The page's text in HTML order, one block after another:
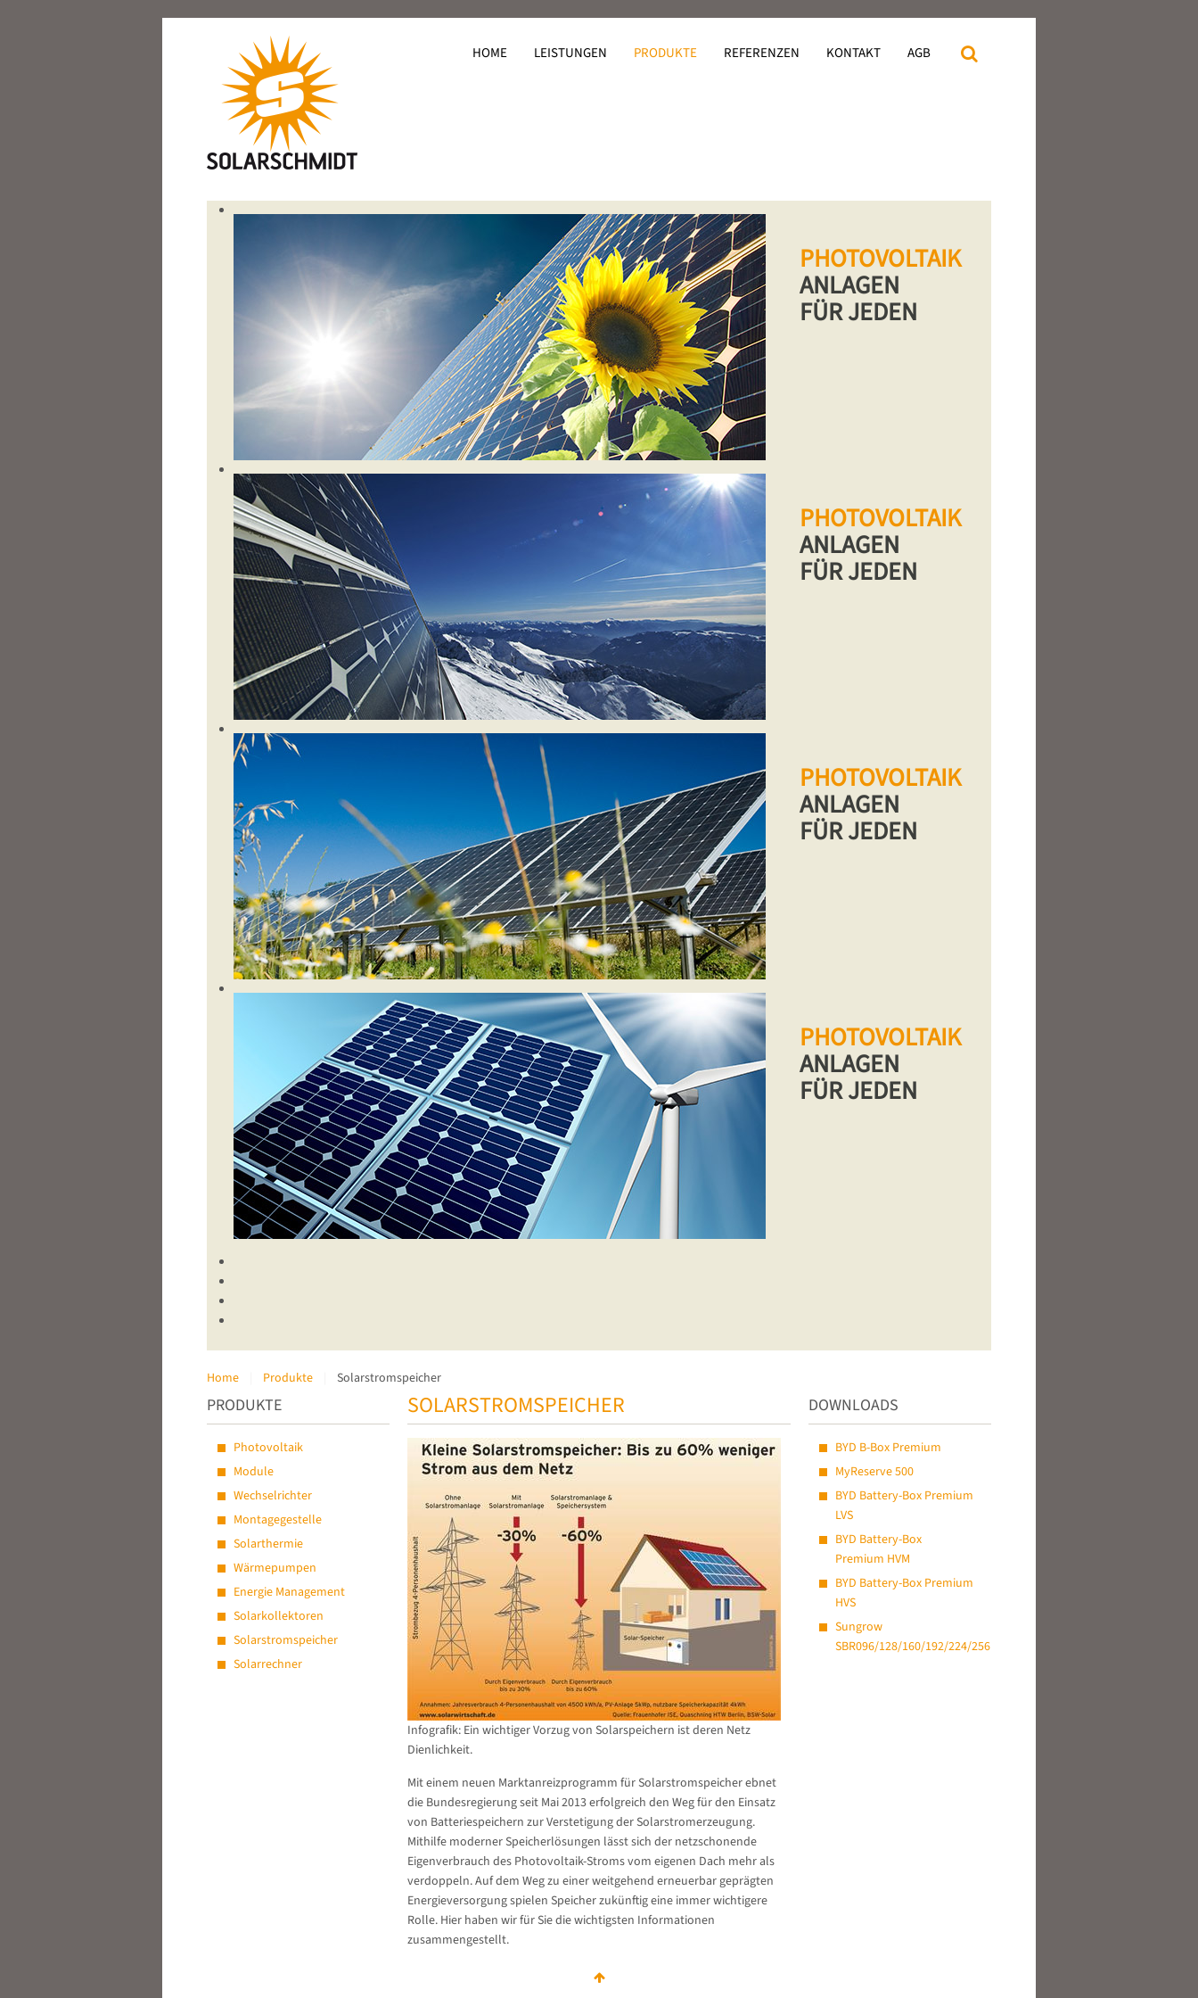
HOME LEISTUNGEN PRODUKTE REFERENZEN KONTAKT AGB
PHOTOVOLTAIK
ANLAGEN
FÜR JEDEN
PHOTOVOLTAIK
ANLAGEN
FÜR JEDEN
PHOTOVOLTAIK
ANLAGEN
FÜR JEDEN
PHOTOVOLTAIK
ANLAGEN
FÜR JEDEN
Home Produkte Solarstromspeicher
SOLARSTROMSPEICHER
Infografik: Ein wichtiger Vorzug von Solarspeichern ist deren Netz
Dienlichkeit.
Mit einem neuen Marktanreizprogramm für Solarstromspeicher ebnet
die Bundesregierung seit Mai 2013 erfolgreich den Weg für den Einsatz
von Batteriespeichern zur Verstetigung der Solarstromerzeugung.
Mithilfe moderner Speicherlösungen lässt sich der netzschonende
Eigenverbrauch des Photovoltaik-Stroms vom eigenen Dach mehr als
verdoppeln. Auf dem Weg zu einer weitgehend erneuerbar geprägten
Energieversorgung spielen Speicher zukünftig eine immer wichtigere
Rolle. Hier haben wir für Sie die wichtigsten Informationen
zusammengestellt.
DOWNLOADS
BYD B-Box Premium
MyReserve 500
BYD Battery-Box Premium
LVS
BYD Battery-Box
Premium HVM
BYD Battery-Box Premium
HVS
Sungrow
SBR096/128/160/192/224/256
PRODUKTE
Photovoltaik
Module
Wechselrichter
Montagegestelle
Solarthermie
Wärmepumpen
Energie Management
Solarkollektoren
Solarstromspeicher
Solarrechner